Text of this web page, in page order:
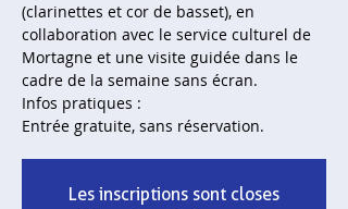
(clarinettes et cor de basset), en
collaboration avec le service culturel de
Mortagne et une visite guidée dans le
cadre de la semaine sans écran.
Infos pratiques :
Entrée gratuite, sans réservation.
Les inscriptions sont closes